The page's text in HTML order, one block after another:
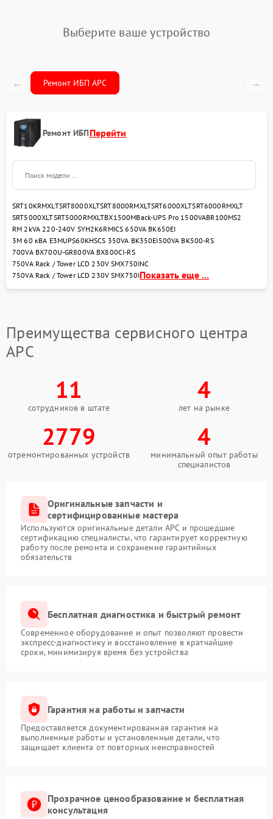
Выберите ваше устройство
← Ремонт ИБП APC →
Ремонт ИБППерейти
SRT10KRMXLTSRT8000XLTSRT8000RMXLTSRT6000XLTSRT6000RMXLT
SRT5000XLTSRT5000RMXLTBX1500MBack-UPS Pro 1500VABR100MS2
RM 2kVA 220-240V SYH2K6RMICS 650VA BK650EI
3M 60 кВА E3MUPS60KHSCS 350VA BK350EI500VA BK500-RS
700VA BX700U-GR800VA BX800CI-RS
750VA Rack / Tower LCD 230V SMX750INC
750VA Rack / Tower LCD 230V SMX750IПоказать еще ...
Преимущества сервисного центра
APC
11
сотрудников в штате
4
лет на рынке
2779
отремонтированных устройств
4
минимальный опыт работы
специалистов
Оригинальные запчасти и
сертифицированные мастера
Используются оригинальные детали APC и прошедшие
сертификацию специалисты, что гарантирует корректную
работу после ремонта и сохранение гарантийных
обязательств
Бесплатная диагностика и быстрый ремонт
Современное оборудование и опыт позволяют провести
экспресс-диагностику и восстановление в кратчайшие
сроки, минимизируя время без устройства
Гарантия на работы и запчасти
Предоставляется документированная гарантия на
выполненные работы и установленные детали, что
защищает клиента от повторных неисправностей
Прозрачное ценообразование и бесплатная
консультация